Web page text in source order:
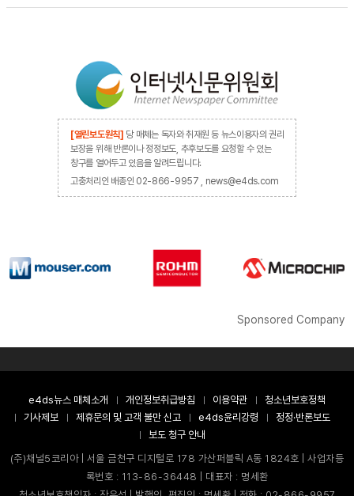
[열린보도원칙] 당 매체는 독자와 취재원 등 뉴스이용자의 권리
보장을 위해 반론이나 정정보도, 추후보도를 요청할 수 있는
창구를 열어두고 있음을 알려드립니다.
고충처리인 배종인 02-866-9957 , news@e4ds.com
Sponsored Company
e4ds뉴스 매체소개 개인정보취급방침 이용약관
청소년보호정책
기사제보
제휴문의 및 고객 불만 신고 e4ds윤리강령
정정·반론보도
보도 청구 안내
(주)채널5코리아 | 서울 금천구 디지털로 178 가산퍼블릭 A동 1824호 | 사업자등
록번호 : 113-86-36448 | 대표자 : 명세환